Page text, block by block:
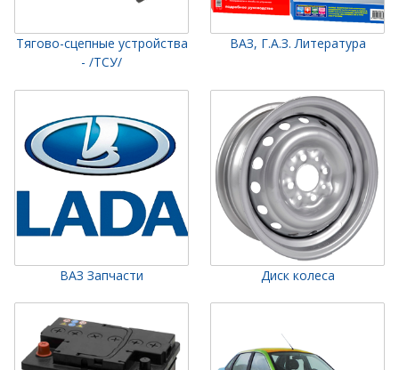
Тягово-сцепные устройства
- /ТСУ/
ВАЗ, Г.А.З. Литература
ВАЗ Запчасти Диск колеса